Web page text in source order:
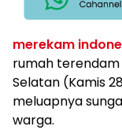
merekam
rumah terendam
Selatan (Kamis
meluapnya
warga.